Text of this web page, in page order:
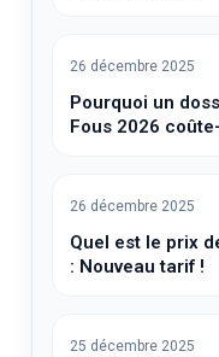
26 décembre 2025
Pourquoi un
Fous 2026
26 décembre 2025
Quel est le prix
: Nouveau tarif !
25 décembre 2025